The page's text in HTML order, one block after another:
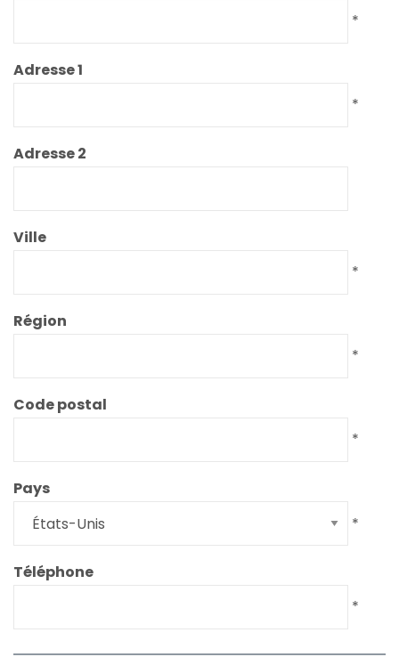
*
Adresse 1
*
Adresse 2
Ville
*
Région
*
Code postal
*
Pays
*
Téléphone
*